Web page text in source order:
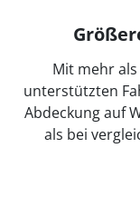
Mit mehr
unterstützten
Abdeckung auf
als bei